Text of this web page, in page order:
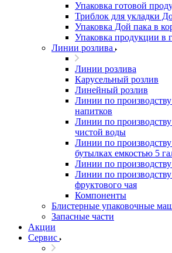
Упаковка готовой
Триблок для укладки
Упаковка Дой пака в
Упаковка продукции в
Линии розлива
Линии розлива
Карусельный розлив
Линейный розлив
Линии по
напитков
Линии по
чистой воды
Линии по
бутылках емкостью 5
Линии по
Линии по
фруктового чая
Компоненты
Блистерные упаковочные
Запасные части
Акции
Сервис